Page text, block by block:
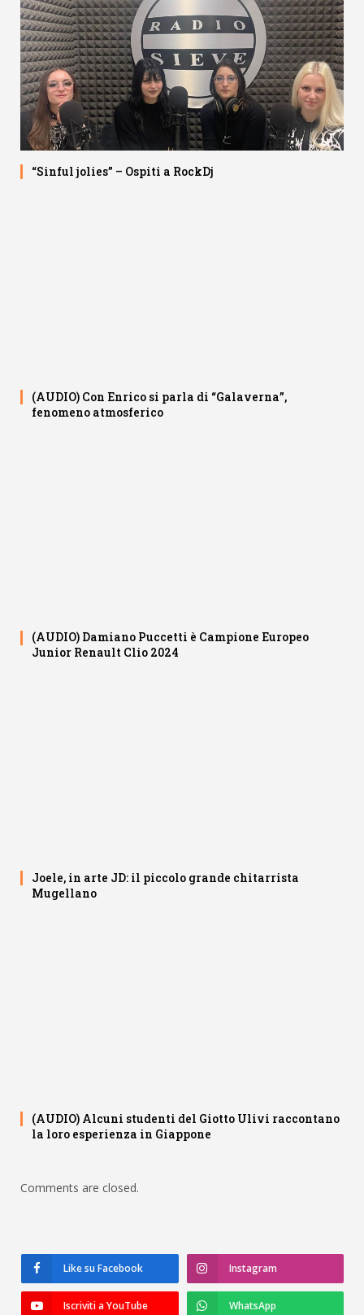
“Sinful jolies” – Ospiti a RockDj
(AUDIO) Con Enrico si parla di “Galaverna”,
fenomeno atmosferico
(AUDIO) Damiano Puccetti è Campione Europeo
Junior Renault Clio 2024
Joele, in arte JD: il piccolo grande chitarrista
Mugellano
(AUDIO) Alcuni studenti del Giotto Ulivi raccontano
la loro esperienza in Giappone
Comments are closed.
Like su Facebook Instagram
Iscriviti a YouTube WhatsApp